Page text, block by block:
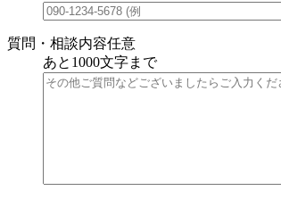
質問・相談内容任意
あと 1000文字まで